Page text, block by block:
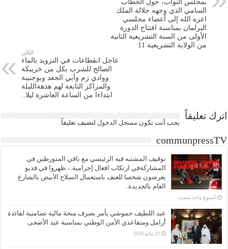
بمجلس النواب، حول الخطاب
السامي الذي وجهه جلالة الملك
اعزه الله إلى أعضاء مجلسي
البرلمان بمناسبة افتتاح الدورة
الأولى من السنة التشريعية الثانية
من الولاية التشريعية 11
التالي
عاجل:انقطاعات في التزويد بالماء
الصالح للشرب بكل من خريبكة
ووادي زم وأبي الجعد وبوجنيبة
والمراكز التابعة لهم هذهةالليلة
ابتداءا من الساعة العاشرة ليلا..
اترك تعليقاً
يجب أنت تكون مسجل الدخول لتضيف تعليقاً.
communpressTV
توقيف المشتبه فيه الرئيسي مع باقي المتورطين في
المشاركةفي ارتكاب افعال إجرامية..، ظهروا في فديو
يعرضون شخصا للعنف باستعمال السلاح الأبيض بالشارع
العام بالجديدة..
‏أسبوع واحد مضت
عبد اللطيف حموشي يأمر بصرف منحة مالية تضامنية لفائدة
أرامل ومتقاعدي الأمن الوطني بمناسبة عيد الأضحى
22 مايو 2026